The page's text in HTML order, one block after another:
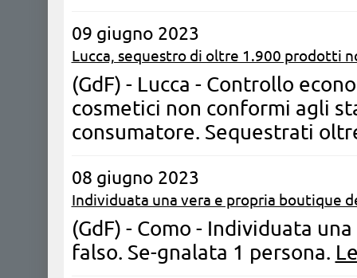
09 giugno 2023
Lucca, sequestro di oltre 1.900 prodotti
(GdF) - Lucca - Controllo
cosmetici non conformi agli
consumatore. Sequestrati
08 giugno 2023
Individuata una vera e propria boutique
(GdF) - Como - Individuata
falso. Se-gnalata 1 persona.